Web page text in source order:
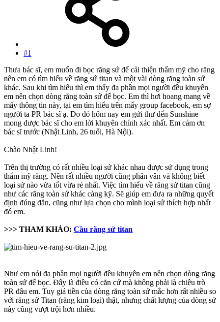
#1
Thưa bác sĩ, em muốn đi bọc răng sứ để cải thiện thẩm mỹ cho răng
nên em có tìm hiểu về răng sứ titan và một vài dòng răng toàn sứ
khác. Sau khi tìm hiểu thì em thấy đa phần mọi người đều khuyên
em nên chọn dòng răng toàn sứ để bọc. Em thì hơi hoang mang về
mấy thông tin này, tại em tìm hiểu trên mấy group facebook, em sợ
người ta PR bác sĩ ạ. Do đó hôm nay em gửi thư đến Sunshine
mong được bác sĩ cho em lời khuyên chính xác nhất. Em cảm ơn
bác sĩ trước (Nhật Linh, 26 tuổi, Hà Nội).
Chào Nhật Linh!
Trên thị trường có rất nhiều loại sứ khác nhau được sử dụng trong
thẩm mỹ răng. Nên rất nhiều người cũng phân vân và không biết
loại sứ nào vừa tốt vừa rẻ nhất. Việc tìm hiểu về răng sứ titan cũng
như các răng toàn sứ khác càng kỹ. Sẽ giúp em đưa ra những quyết
định đúng đắn, cũng như lựa chọn cho mình loại sứ thích hợp nhất
đó em.
>>> THAM KHẢO: Cầu răng sứ titan
Như em nói đa phần mọi người đều khuyên em nên chọn dòng răng
toàn sứ để bọc. Đây là điều có căn cứ mà không phải là chiêu trò
PR đâu em. Tuy giá tiền của dòng răng toàn sứ mắc hơn rất nhiều so
với răng sứ Titan (răng kim loại) thật, nhưng chất lượng của dòng sứ
này cũng vượt trội hơn nhiều.